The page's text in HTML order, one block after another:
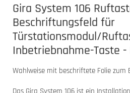
Gira System 106
Beschriftungsfeld für
Türstationsmodul/
Inbetriebnahme-Taste -
Wahlweise mit beschriftete Folie zum